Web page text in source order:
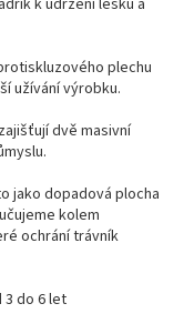
k udržení lesku a
plechu
užívání výrobku.
dvě masivní
jako dopadová plocha
kolem
ochrání trávník
3 do 6 let